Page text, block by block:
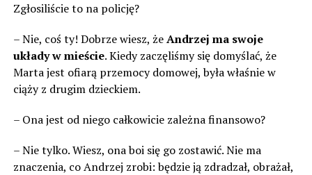
Zgłosiliście to na policję?
– Nie, coś ty! Dobrze wiesz, żeAndrzej ma swoje
układy w mieście. Kiedy zaczęliśmy się domyślać, że
Marta jest ofiarą przemocy domowej, była właśnie w
ciąży z drugim dzieckiem.
– Ona jest od niego całkowicie zależna finansowo?
– Nie tylko. Wiesz, ona boi się go zostawić. Nie ma
znaczenia, co Andrzej zrobi: będzie ją zdradzał, obrażał,